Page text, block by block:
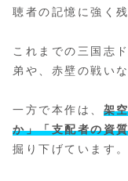
聴者の記憶に強く
これまでの三国志
弟や、赤壁の戦い
一方で本作は、 架
か」「支配者の資
掘り下げています。